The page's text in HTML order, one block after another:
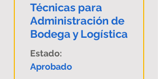
Técnicas para
Administración de
Bodega y Logística
Estado:
Aprobado